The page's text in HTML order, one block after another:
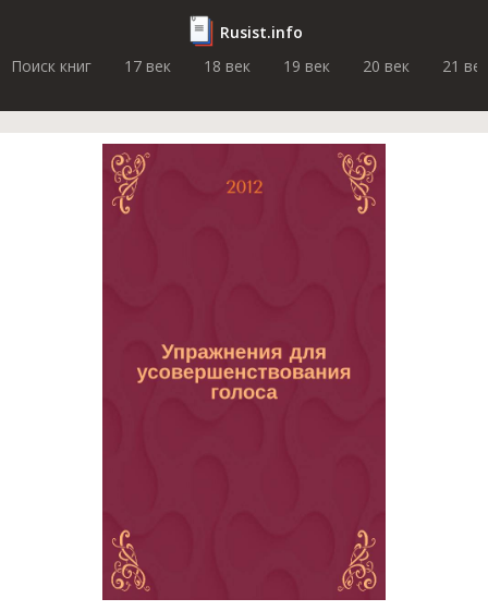
Rusist.info
Поиск книг
17 век 18 век 19 век 20 век 21 век